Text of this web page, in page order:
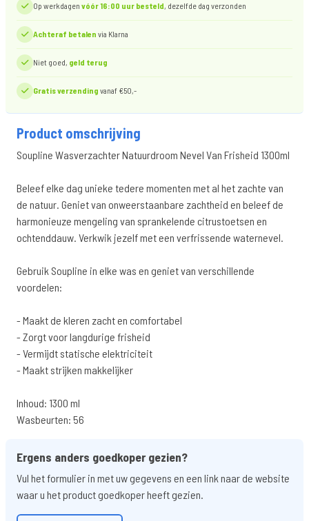
Op werkdagen vóór 16:00 uur besteld, dezelfde dag verzonden
Achteraf betalen via Klarna
Niet goed, geld terug
Gratis verzending vanaf €50,-
Product omschrijving
Soupline Wasverzachter Natuurdroom Nevel Van Frisheid 1300ml
Beleef elke dag unieke tedere momenten met al het zachte van
de natuur. Geniet van onweerstaanbare zachtheid en beleef de
harmonieuze mengeling van sprankelende citrustoetsen en
ochtenddauw. Verkwik jezelf met een verfrissende waternevel.
Gebruik Soupline in elke was en geniet van verschillende
voordelen:
- Maakt de kleren zacht en comfortabel
- Zorgt voor langdurige frisheid
- Vermijdt statische elektriciteit
- Maakt strijken makkelijker
Inhoud: 1300 ml
Wasbeurten: 56
Ergens anders goedkoper gezien?
Vul het formulier in met uw gegevens en een link naar de website
waar u het product goedkoper heeft gezien.